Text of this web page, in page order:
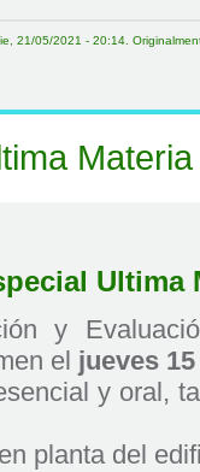
21/05/2021 - 20:14.
Materia
Ultima
y
el jueves
y oral,
planta del